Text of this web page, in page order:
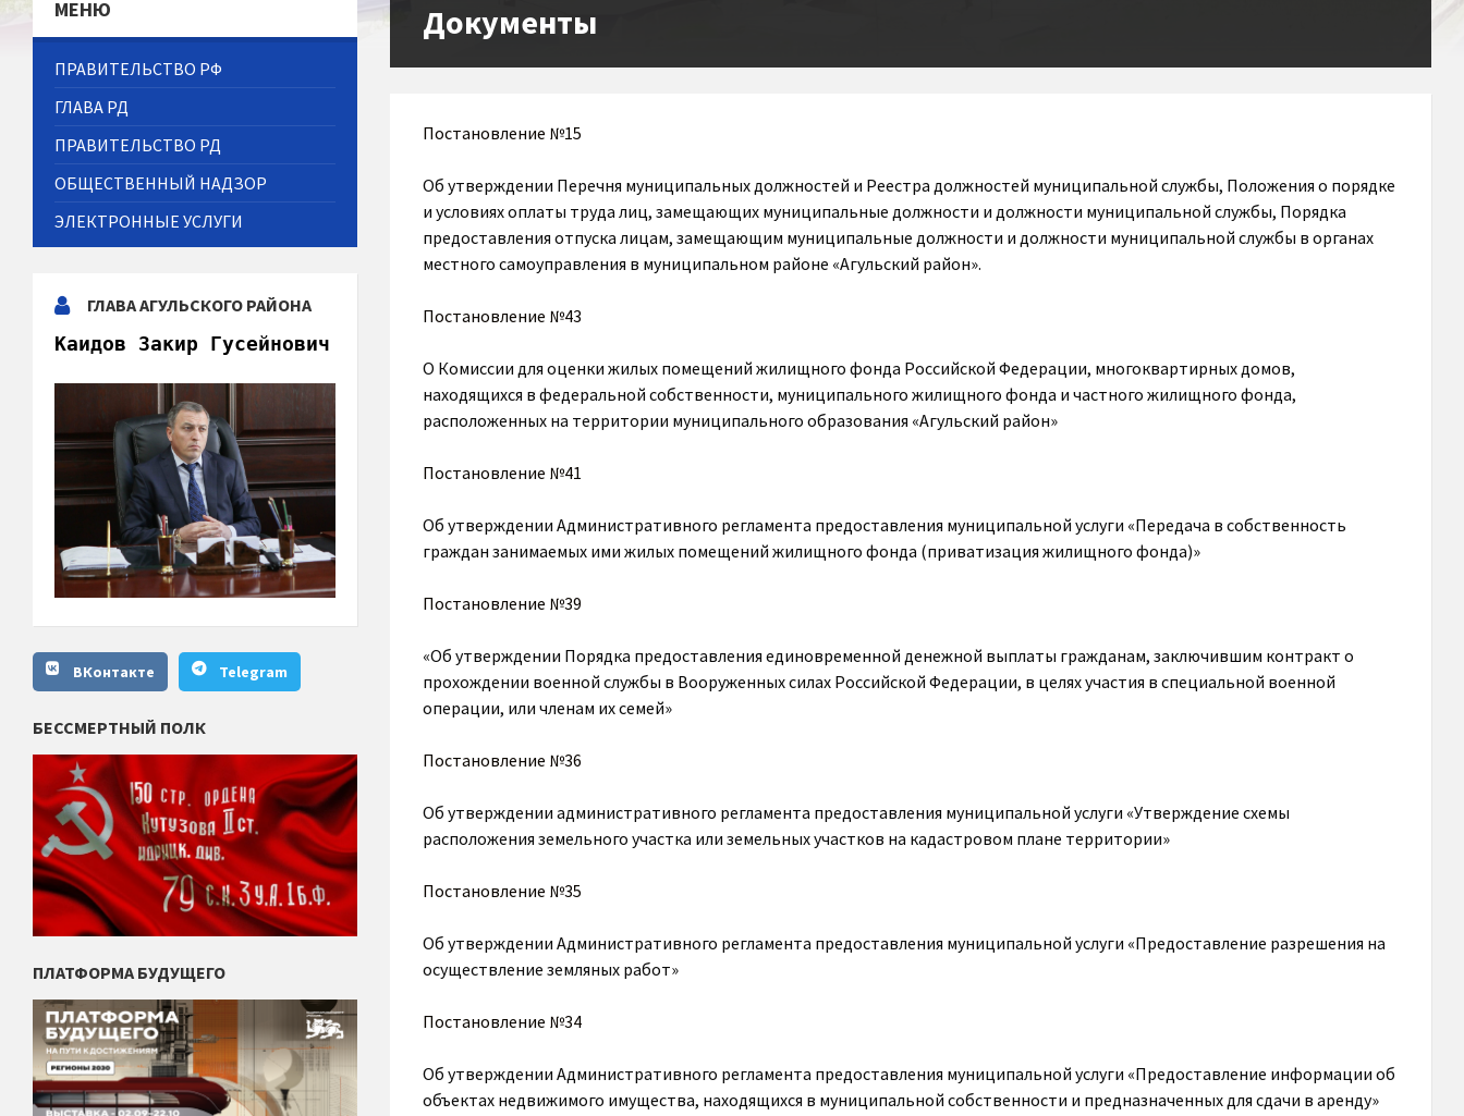
Документы
Постановление №15
Об утверждении Перечня муниципальных должностей и Реестра должностей муниципальной службы, Положения о порядке
и условиях оплаты труда лиц, замещающих муниципальные должности и должности муниципальной службы, Порядка
предоставления отпуска лицам, замещающим муниципальные должности и должности муниципальной службы в органах
местного самоуправления в муниципальном районе «Агульский район».
Постановление №43
О Комиссии для оценки жилых помещений жилищного фонда Российской Федерации, многоквартирных домов,
находящихся в федеральной собственности, муниципального жилищного фонда и частного жилищного фонда,
расположенных на территории муниципального образования «Агульский район»
Постановление №41
Об утверждении Административного регламента предоставления муниципальной услуги «Передача в собственность
граждан занимаемых ими жилых помещений жилищного фонда (приватизация жилищного фонда)»
Постановление №39
«Об утверждении Порядка предоставления единовременной денежной выплаты гражданам, заключившим контракт о
прохождении военной службы в Вооруженных силах Российской Федерации, в целях участия в специальной военной
операции, или членам их семей»
Постановление №36
Об утверждении административного регламента предоставления муниципальной услуги «Утверждение схемы
расположения земельного участка или земельных участков на кадастровом плане территории»
Постановление №35
Об утверждении Административного регламента предоставления муниципальной услуги «Предоставление разрешения на
осуществление земляных работ»
Постановление №34
Об утверждении Административного регламента предоставления муниципальной услуги «Предоставление информации об
объектах недвижимого имущества, находящихся в муниципальной собственности и предназначенных для сдачи в аренду»
МЕНЮ
ПРАВИТЕЛЬСТВО РФ
ГЛАВА РД
ПРАВИТЕЛЬСТВО РД
ОБЩЕСТВЕННЫЙ НАДЗОР
ЭЛЕКТРОННЫЕ УСЛУГИ
ГЛАВА АГУЛЬСКОГО РАЙОНА
Каидов Закир Гусейнович
ВКонтакте Telegram
БЕССМЕРТНЫЙ ПОЛК
ПЛАТФОРМА БУДУЩЕГО